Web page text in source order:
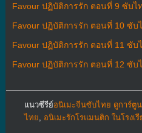
Favour ปฏิบัติการรัก ตอนที่ 9 ซับไ
Favour ปฏิบัติการรัก ตอนที่ 10 ซับ
Favour ปฏิบัติการรัก ตอนที่ 11 ซับ
Favour ปฏิบัติการรัก ตอนที่ 12 ซับ
แนวซีรีย์อนิเมะจีนซับไทย ดูการ์ตู
ไทย
อนิเมะรักโรแมนติก ในโรงเ